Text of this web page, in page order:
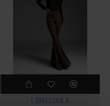
LIBELLOULA